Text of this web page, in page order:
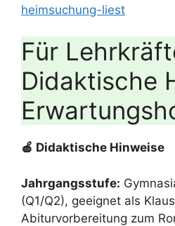
heimsuchung-liest
Für
Didaktische
🍎 Didaktische Hinweise
Jahrgangsstufe:
(Q1/Q2), geeignet als
Abiturvorbereitung zum